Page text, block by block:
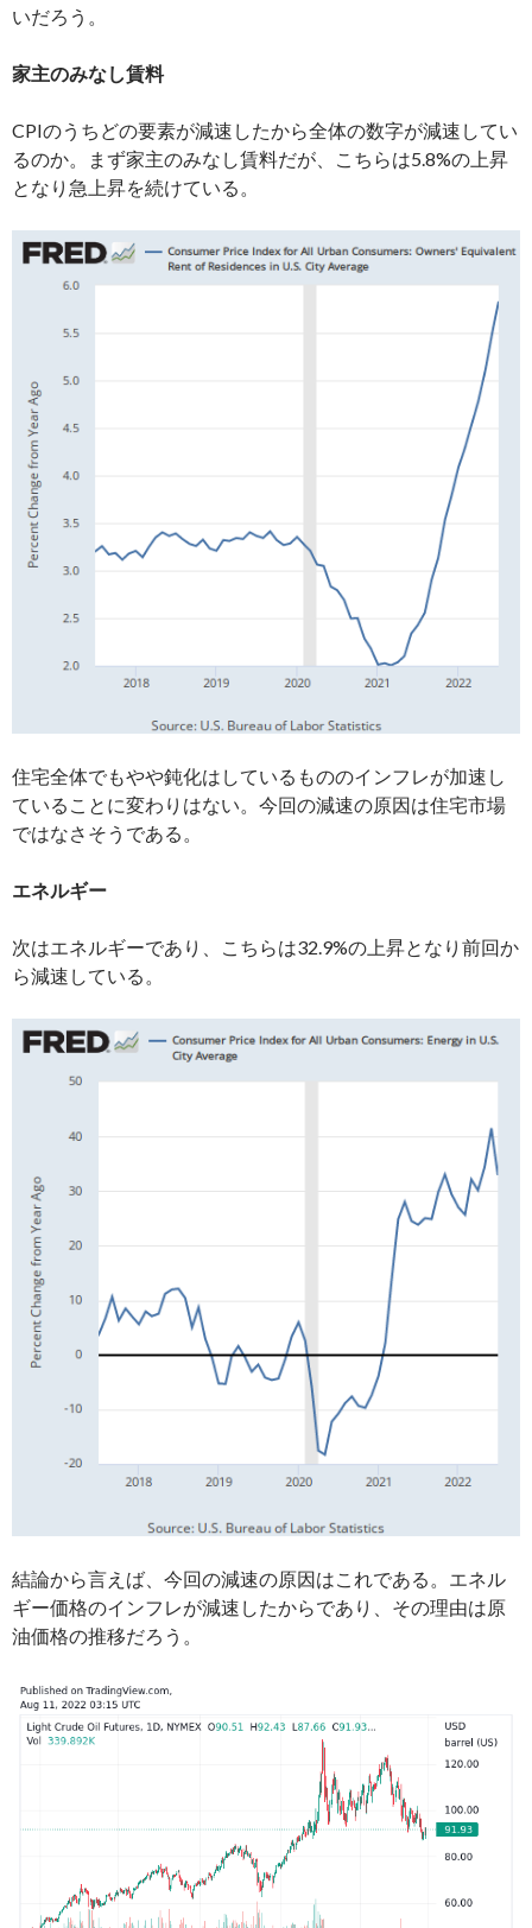
いだろう。
家主のみなし賃料
CPIのうちどの要素が減速したから全体の数字が減速してい
るのか。まず家主のみなし賃料だが、こちらは5.8%の上昇
となり急上昇を続けている。
住宅全体でもやや鈍化はしているもののインフレが加速し
ていることに変わりはない。今回の減速の原因は住宅市場
ではなさそうである。
エネルギー
次はエネルギーであり、こちらは32.9%の上昇となり前回か
ら減速している。
結論から言えば、今回の減速の原因はこれである。エネル
ギー価格のインフレが減速したからであり、その理由は原
油価格の推移だろう。